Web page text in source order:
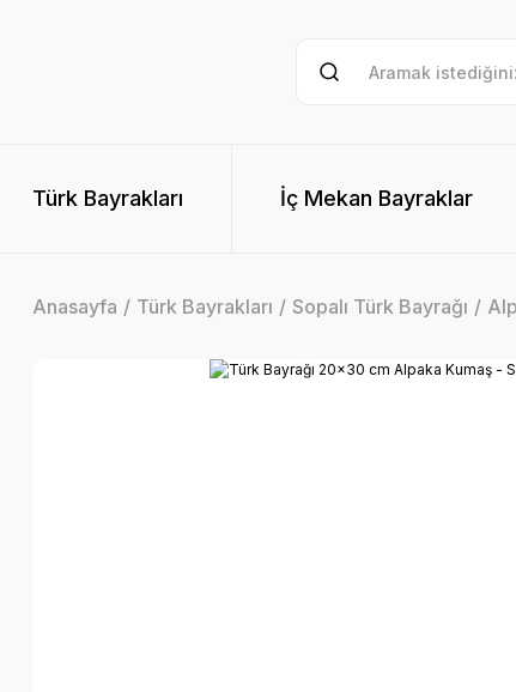
Türk Bayrakları İç Mekan Bayraklar
Anasayfa Türk Bayrakları Sopalı Türk Bayrağı